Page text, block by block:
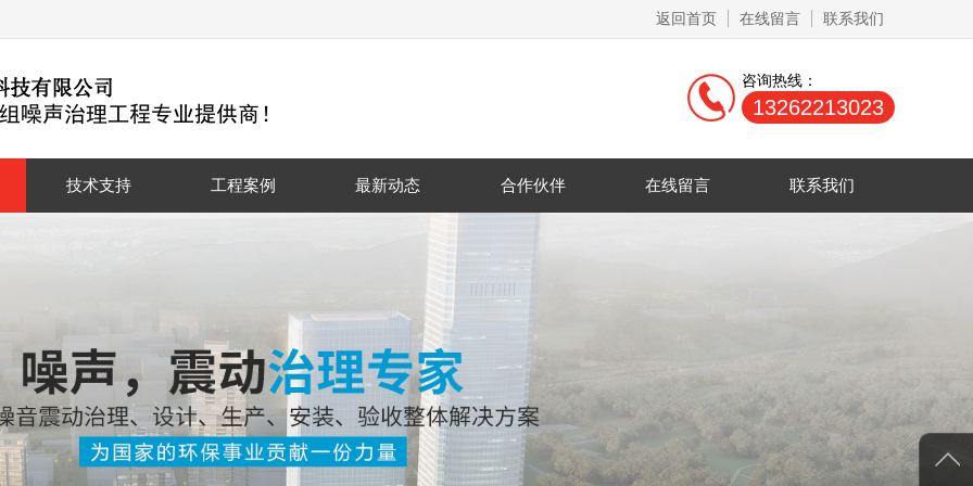
返回首页 在线留言 联系我们
咨询热线：
13262213023
技术支持 工程案例 最新动态 合作伙伴 在线留言 联系我们